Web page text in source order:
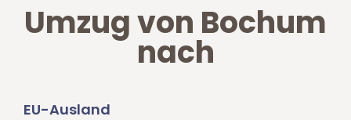
Umzug von Bochum
nach
EU-Ausland